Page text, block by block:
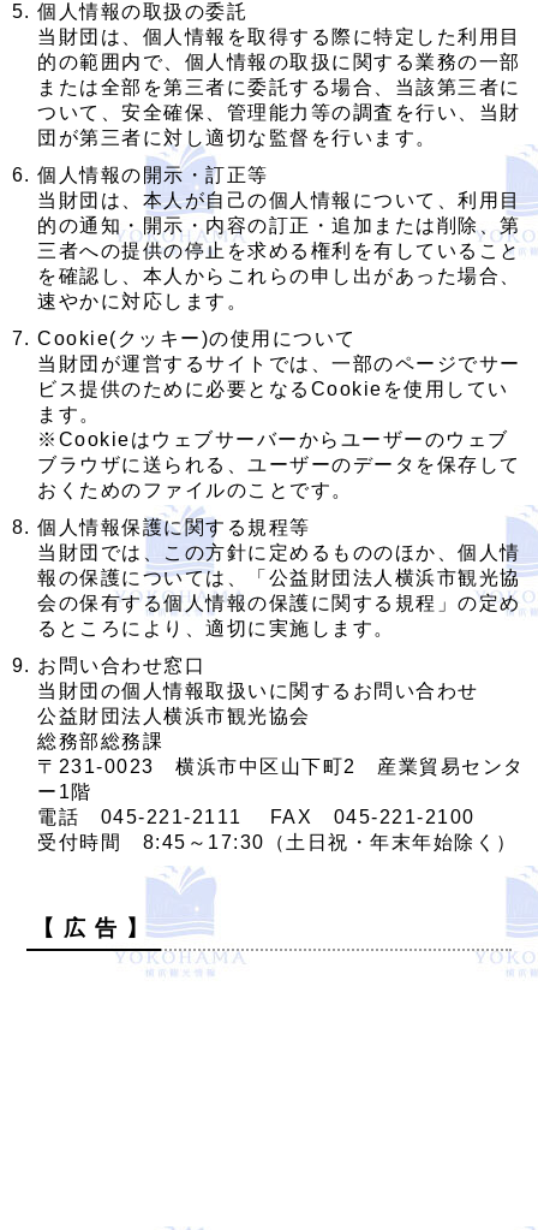
個人情報の取扱の委託
当財団は、個人情報を取得する際に特定した利用目
的の範囲内で、個人情報の取扱に関する業務の一部
または全部を第三者に委託する場合、当該第三者に
ついて、安全確保、管理能力等の調査を行い、当財
団が第三者に対し適切な監督を行います。
個人情報の開示・訂正等
当財団は、本人が自己の個人情報について、利用目
的の通知・開示・内容の訂正・追加または削除、第
三者への提供の停止を求める権利を有していること
を確認し、本人からこれらの申し出があった場合、
速やかに対応します。
Cookie(クッキー)の使用について
当財団が運営するサイトでは、一部のページでサー
ビス提供のために必要となるCookieを使用してい
ます。
※Cookieはウェブサーバーからユーザーのウェブ
ブラウザに送られる、ユーザーのデータを保存して
おくためのファイルのことです。
個人情報保護に関する規程等
当財団では、この方針に定めるもののほか、個人情
報の保護については、「公益財団法人横浜市観光協
会の保有する個人情報の保護に関する規程」の定め
るところにより、適切に実施します。
お問い合わせ窓口
当財団の個人情報取扱いに関するお問い合わせ
公益財団法人横浜市観光協会
総務部総務課
〒231-0023 横浜市中区山下町2 産業貿易センタ
ー1階
電話 045-221-2111 FAX 045-221-2100
受付時間 8:45～17:30（土日祝・年末年始除く）
【 広 告 】